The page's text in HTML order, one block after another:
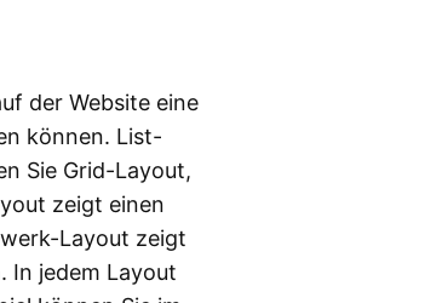
der Website eine
können. List-
Sie Grid-Layout,
zeigt einen
Layout zeigt
In jedem Layout